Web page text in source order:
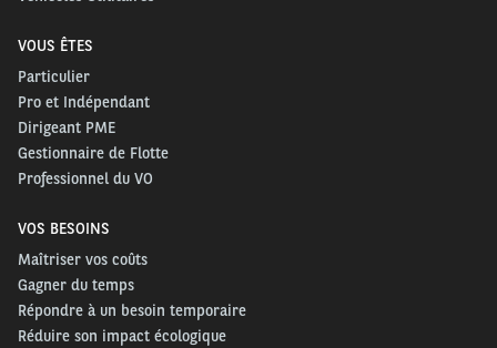
télématique et autres services) qui facilitent la vie
de nos clients et optimisent la productivité de leurs
véhicules. Nous sommes ravis de célébrer la
livraison de leurs premiers E-Transit aux équipes
remercions pour leur confiance et souhaitons une
bonne route à leurs collaborateurs.
Jenniches, Directeur Ford Entreprise
VOUS ÊTES
Particulier
Pro et Indépendant
Dirigeant PME
Gestionnaire de Flotte
Professionnel du VO
VOS BESOINS
Maîtriser vos coûts
Gagner du temps
Répondre à un besoin temporaire
Réduire son impact écologique